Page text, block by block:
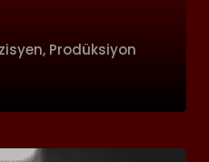
Prodüksiyon